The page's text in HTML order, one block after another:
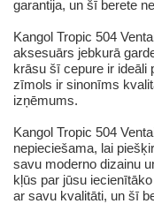
garantija, un šī berete
Kangol Tropic 504
aksesuārs jebkurā
krāsu šī cepure ir ideāli
zīmols ir sinonīms
izņēmums.
Kangol Tropic 504
nepieciešama, lai
savu moderno dizainu
kļūs par jūsu
ar savu kvalitāti, un šī